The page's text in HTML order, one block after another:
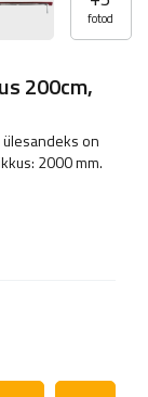
fotod
200cm,
on
2000 mm.